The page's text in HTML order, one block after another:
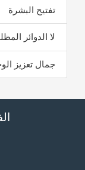
تفتيح البشرة
لا الدوائر
جمال تعزيز